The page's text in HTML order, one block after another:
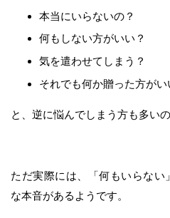
本当にいらないの？
何もしない方がいい？
気を遣わせてしまう？
それでも何か贈った方がい
と、逆に悩んでしまう方も多い
ただ実際には、「何もいらない
な本音があるようです。